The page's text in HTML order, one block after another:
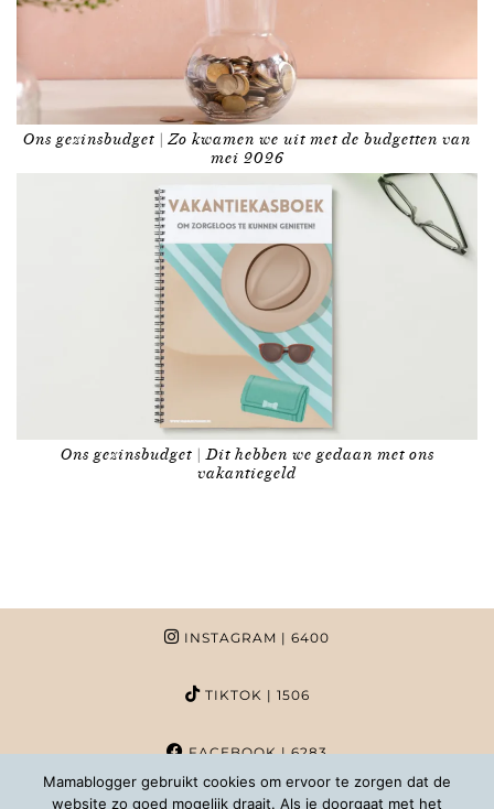
Ons gezinsbudget | Zo kwamen we uit met de budgetten van
mei 2026
Ons gezinsbudget | Dit hebben we gedaan met ons
vakantiegeld
INSTAGRAM | 6400
TIKTOK | 1506
FACEBOOK| 6283
Mamablogger gebruikt cookies om ervoor te zorgen dat de
website zo goed mogelijk draait. Als je doorgaat met het